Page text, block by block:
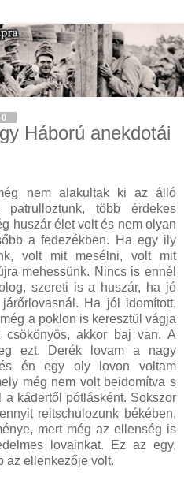
Háború anekdotái
nem alakultak ki az álló
patrulloztunk, több érdekes
huszár élet volt és nem olyan
a fedezékben. Ha egy ily
volt mit mesélni, volt mit
mehessünk. Nincs is ennél
szereti is a huszár, ha jó
Ha jól idomított,
a poklon is keresztül vágja
akkor baj van. A
ezt. Derék lovam a nagy
én egy oly lovon voltam
még nem volt beidomítva s
kádertől pótlásként. Sokszor
reitschulozunk békében,
mert még az ellenség is
lovainkat. Ez az egy,
az ellenkezője volt.